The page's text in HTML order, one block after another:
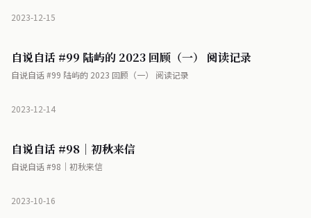
2023-12-15
自说自话 #99 陆屿的 2023 回顾（一） 阅读记录
自说自话 #99 陆屿的 2023 回顾（一） 阅读记录
2023-12-14
自说自话 #98｜初秋来信
自说自话 #98｜初秋来信
2023-10-16